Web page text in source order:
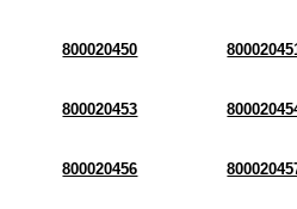
800020450
800020453
800020456